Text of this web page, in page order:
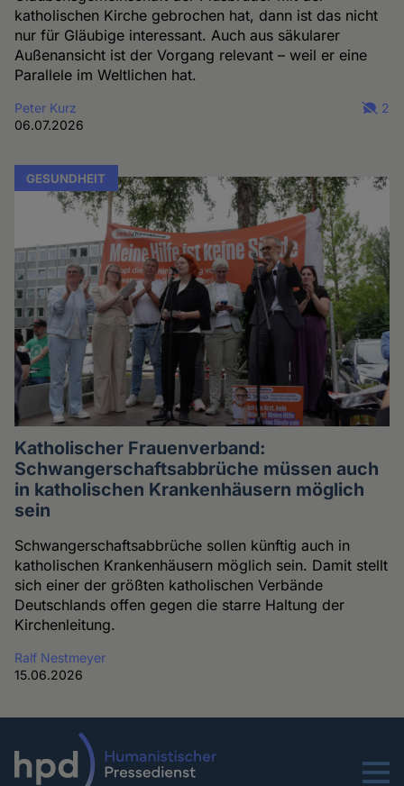
katholischen Kirche gebrochen hat, dann ist das nicht
nur für Gläubige interessant. Auch aus säkularer
Außenansicht ist der Vorgang relevant – weil er eine
Parallele im Weltlichen hat.
Peter Kurz
06.07.2026
2
GESUNDHEIT
Katholischer Frauenverband:
Schwangerschaftsabbrüche müssen auch
in katholischen Krankenhäusern möglich
sein
Schwangerschaftsabbrüche sollen künftig auch in
katholischen Krankenhäusern möglich sein. Damit stellt
sich einer der größten katholischen Verbände
Deutschlands offen gegen die starre Haltung der
Kirchenleitung.
Ralf Nestmeyer
15.06.2026
Menu